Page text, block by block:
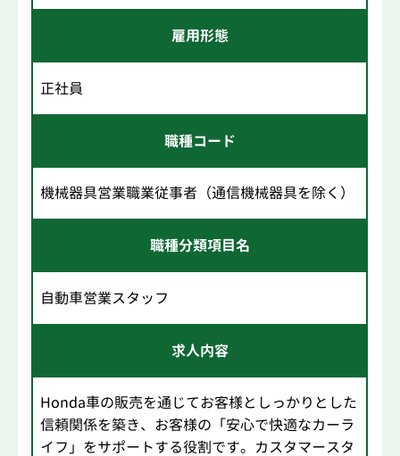
雇用形態
正社員
職種コード
機械器具営業職業従事者（通信機械器具を除く）
職種分類項目名
自動車営業スタッフ
求人内容
Honda車の販売を通じてお客様としっかりとした
信頼関係を築き、お客様の「安心で快適なカーラ
イフ」をサポートする役割です。カスタマースタ